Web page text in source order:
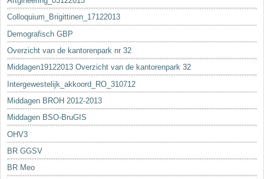
Colloquium_Brigittinen_17122013
Demografisch GBP
Overzicht van de kantorenpark nr 32
Middagen19122013 Overzicht van de kantorenpark 32
Intergewestelijk_akkoord_RO_310712
Middagen BROH 2012-2013
Middagen BSO-BruGIS
OHV3
BR GGSV
BR Meo